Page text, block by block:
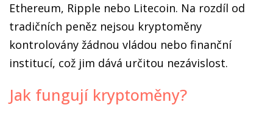
Ethereum, Ripple nebo Litecoin. Na rozdíl od
tradičních peněz nejsou kryptoměny
kontrolovány žádnou vládou nebo finanční
institucí, což jim dává určitou nezávislost.
Jak fungují kryptoměny?